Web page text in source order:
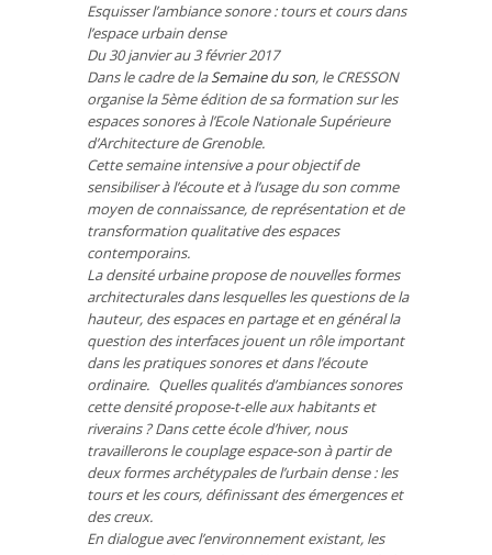
Esquisser l’ambiance sonore : tours et cours dans
l’espace urbain dense
Du 30 janvier au 3 février 2017
Dans le cadre de laSemaine du son, le CRESSON
organise la 5ème édition de sa formation sur les
espaces sonores à l’Ecole Nationale Supérieure
d’Architecture de Grenoble.
Cette semaine intensive a pour objectif de
sensibiliser à l’écoute et à l’usage du son comme
moyen de connaissance, de représentation et de
transformation qualitative des espaces
contemporains.
La densité urbaine propose de nouvelles formes
architecturales dans lesquelles les questions de la
hauteur, des espaces en partage et en général la
question des interfaces jouent un rôle important
dans les pratiques sonores et dans l’écoute
ordinaire. Quelles qualités d’ambiances sonores
cette densité propose-t-elle aux habitants et
riverains ? Dans cette école d’hiver, nous
travaillerons le couplage espace-son à partir de
deux formes archétypales de l’urbain dense : les
tours et les cours, définissant des émergences et
des creux.
En dialogue avec l’environnement existant, les